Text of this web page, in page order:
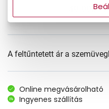
49.990 Ft
A feltűntetett ár a
Online megvásárolható
Ingyenes szállítás